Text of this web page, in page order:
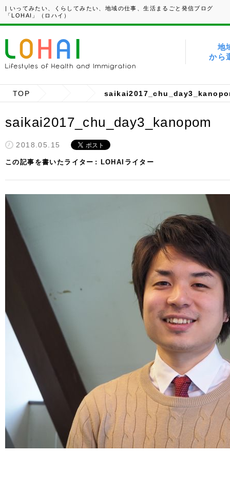
| いってみたい、くらしてみたい、地域の仕事、生活まるごと発信ブログ
「LOHAI」（ロハイ）
地
から
TOP
saikai2017_chu_day3_kanopom
2018.05.15
この記事を書いたライター LOHAIライター